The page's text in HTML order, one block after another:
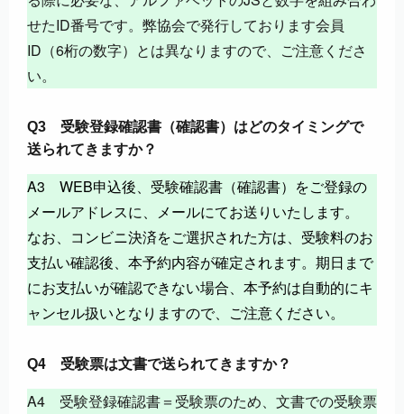
せたID番号です。弊協会で発行しております会員
ID（6桁の数字）とは異なりますので、ご注意くださ
い。
Q3 受験登録確認書（確認書）はどのタイミングで
送られてきますか？
A3 WEB申込後、受験確認書（確認書）をご登録の
メールアドレスに、メールにてお送りいたします。
なお、コンビニ決済をご選択された方は、受験料のお
支払い確認後、本予約内容が確定されます。期日まで
にお支払いが確認できない場合、本予約は自動的にキ
ャンセル扱いとなりますので、ご注意ください。
Q4 受験票は文書で送られてきますか？
A4 受験登録確認書＝受験票のため、文書での受験票